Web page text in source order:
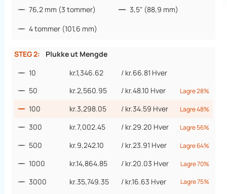
76,2 mm (3 tommer) 3,5" (88,9 mm)
4 tommer (101,6 mm)
STEG 2:
Plukke ut Mengde
10
kr.1,346.62 / kr.66.81 Hver
50
kr.2,560.95 / kr.48.10 Hver Lagre 28%
100 kr.3,298.05 / kr.34.59 Hver Lagre 48%
300 kr.7,002.45 / kr.29.20 Hver Lagre 56%
500 kr.9,242.10 / kr.23.91 Hver Lagre 64%
1000 kr.14,864.85 / kr.20.03 Hver Lagre 70%
3000 kr.35,749.35 / kr.16.63 Hver Lagre 75%